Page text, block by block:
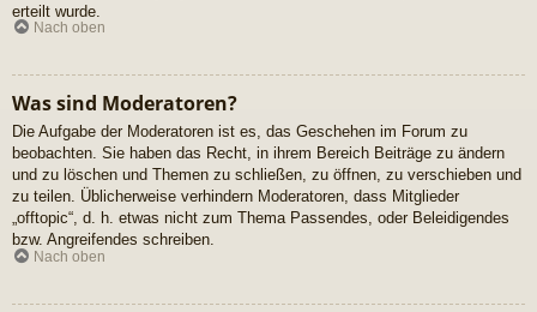
erteilt wurde.
Nach oben
Was sind Moderatoren?
Die Aufgabe der Moderatoren ist es, das Geschehen im Forum zu
beobachten. Sie haben das Recht, in ihrem Bereich Beiträge zu ändern
und zu löschen und Themen zu schließen, zu öffnen, zu verschieben und
zu teilen. Üblicherweise verhindern Moderatoren, dass Mitglieder
„offtopic“, d. h. etwas nicht zum Thema Passendes, oder Beleidigendes
bzw. Angreifendes schreiben.
Nach oben